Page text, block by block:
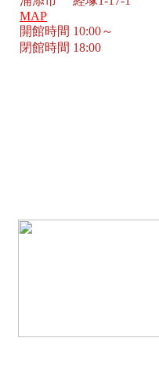
MAP
開館時間 10:00～
閉館時間 18:00